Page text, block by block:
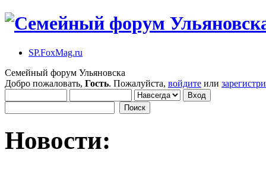
SP.FoxMag.ru
Семейный форум Ульяновска
Добро пожаловать, Гость. Пожалуйста, войдите или
Новости: